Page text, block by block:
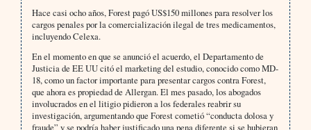
Hace casi ocho años, Forest pagó US$150 millones para resolver los
cargos penales por la comercialización ilegal de tres medicamentos,
incluyendo Celexa.
En el momento en que se anunció el acuerdo, el Departamento de
Justicia de EE UU citó el marketing del estudio, conocido como MD-
18, como un factor importante para presentar cargos contra Forest,
que ahora es propiedad de Allergan. El mes pasado, los abogados
involucrados en el litigio pidieron a los federales reabrir su
investigación, argumentando que Forest cometió “conducta dolosa y
fraude” y se podría haber justificado una pena diferente si se hubieran